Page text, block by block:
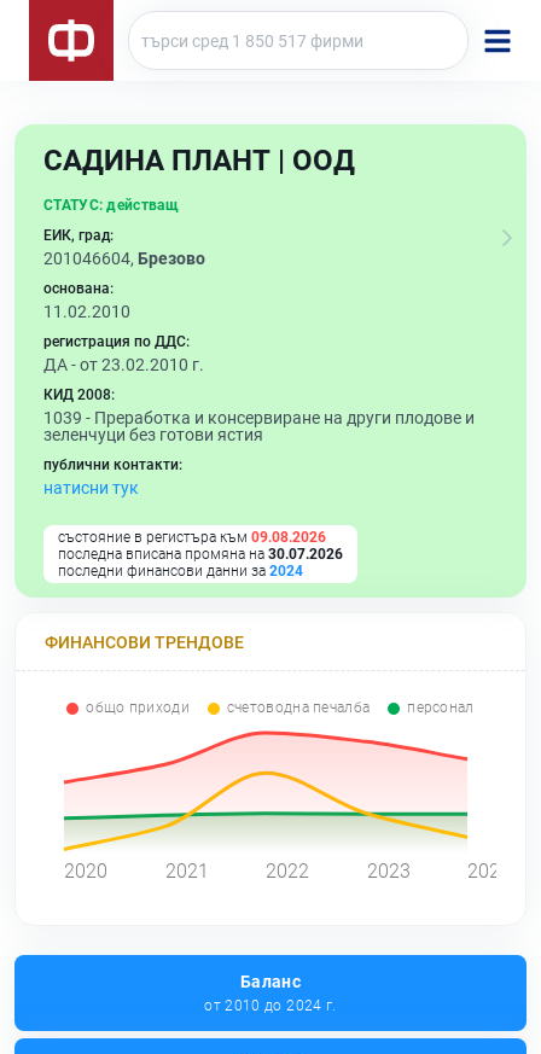
САДИНА ПЛАНТ | ООД
СТАТУС: действащ
ЕИК, град:
201046604, Брезово
основана:
11.02.2010
регистрация по ДДС:
ДА - от 23.02.2010 г.
КИД 2008:
1039 - Преработка и консервиране на други плодове и
зеленчуци без готови ястия
публични контакти:
натисни тук
състояние в регистъра към 09.08.2026
последна вписана промяна на 30.07.2026
последни финансови данни за 2024
ФИНАНСОВИ ТРЕНДОВЕ
общо приходи счетоводна печалба персонал
2020 2021 2022 2023 2024
Баланс
от 2010 до 2024 г.